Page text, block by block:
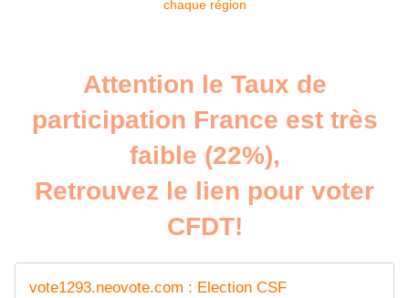
Attention le Taux de
participation France est très
faible (22%),
Retrouvez le lien pour voter
CFDT!
vote1293.neovote.com : Election CSF